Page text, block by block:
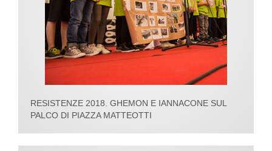
RESISTENZE 2018. GHEMON E IANNACONE SUL
PALCO DI PIAZZA MATTEOTTI